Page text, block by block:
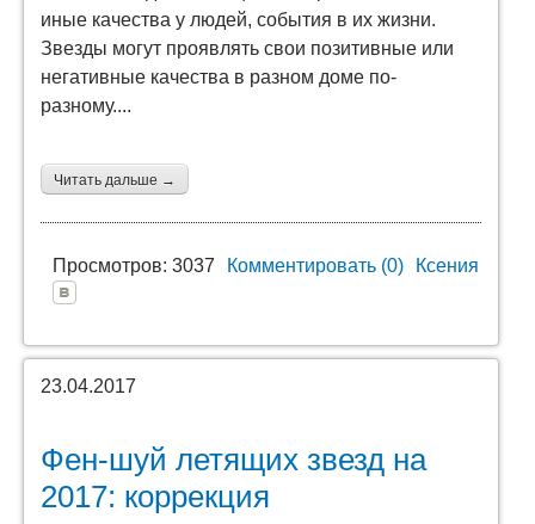
иные качества у людей, события в их жизни.
Звезды могут проявлять свои позитивные или
негативные качества в разном доме по-
разному....
Читать дальше →
Просмотров: 3037 Комментировать (0) Ксения
23.04.2017
Фен-шуй летящих звезд на
2017: коррекция